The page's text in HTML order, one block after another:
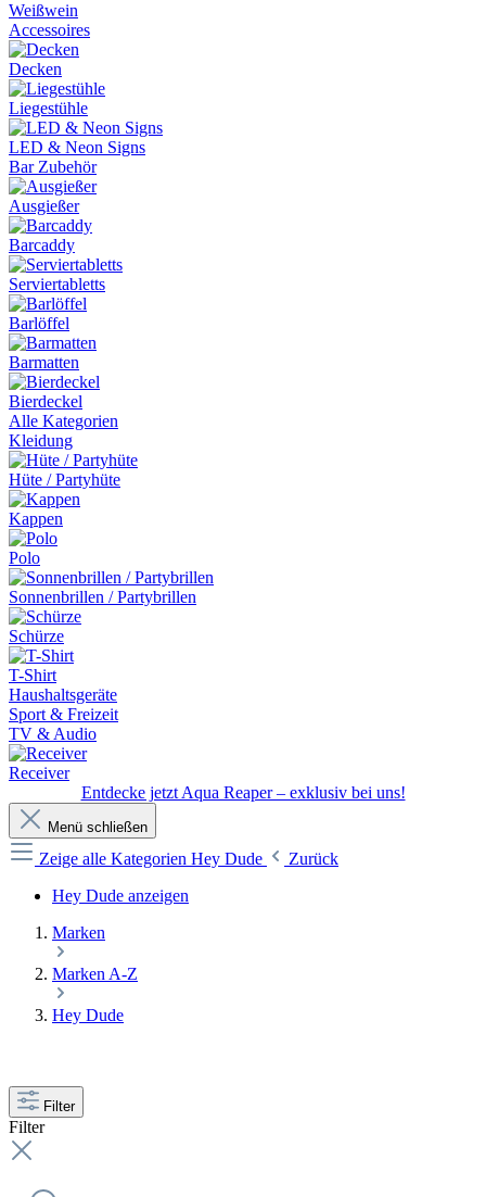
Weißwein
Accessoires
Decken
Liegestühle
LED & Neon Signs
Bar Zubehör
Ausgießer
Barcaddy
Serviertabletts
Barlöffel
Barmatten
Bierdeckel
Alle Kategorien
Kleidung
Hüte / Partyhüte
Kappen
Polo
Sonnenbrillen / Partybrillen
Schürze
T-Shirt
Haushaltsgeräte
Sport & Freizeit
TV & Audio
Receiver
Entdecke jetzt Aqua Reaper – exklusiv bei uns!
Menü schließen
Zeige alle Kategorien Hey Dude
Zurück
Hey Dude anzeigen
Marken
Marken A-Z
Hey Dude
Filter
Filter